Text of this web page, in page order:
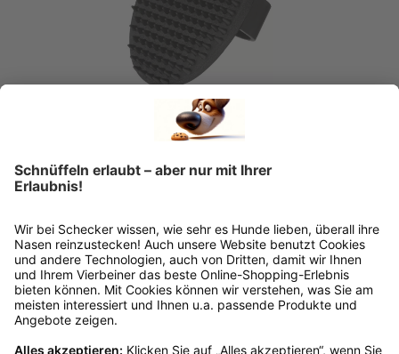
Trixie Gumminoppen-Bürste
Sofort verfügbar, Lieferzeit: 1-3 Tage
€ 5,19*
Ins Körbchen